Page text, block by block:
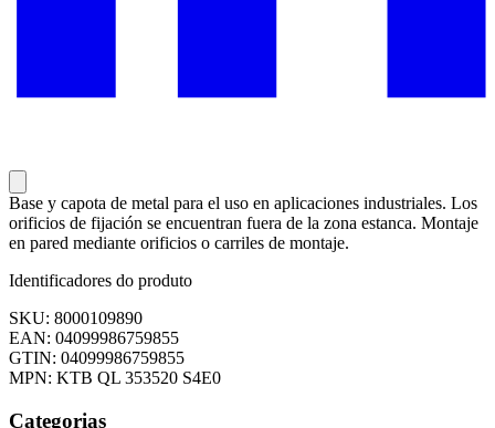
Base y capota de metal para el uso en aplicaciones industriales. Los
orificios de fijación se encuentran fuera de la zona estanca. Montaje
en pared mediante orificios o carriles de montaje.
Identificadores do produto
SKU: 8000109890
EAN: 04099986759855
GTIN: 04099986759855
MPN: KTB QL 353520 S4E0
Categorias